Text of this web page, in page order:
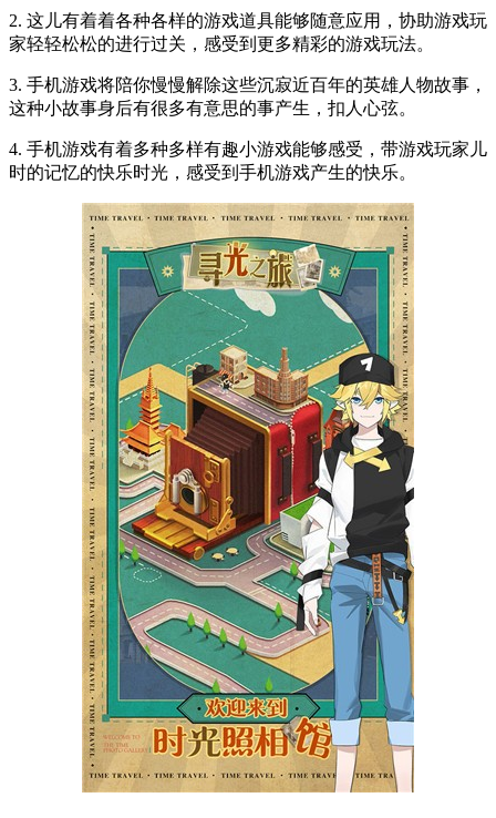
2. 这儿有着着各种各样的游戏道具能够随意应用，协助游戏玩
家轻轻松松的进行过关，感受到更多精彩的游戏玩法。
3. 手机游戏将陪你慢慢解除这些沉寂近百年的英雄人物故事，
这种小故事身后有很多有意思的事产生，扣人心弦。
4. 手机游戏有着多种多样有趣小游戏能够感受，带游戏玩家儿
时的记忆的快乐时光，感受到手机游戏产生的快乐。